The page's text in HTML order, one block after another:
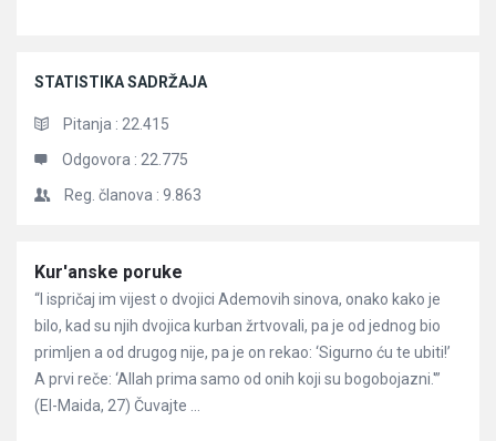
STATISTIKA SADRŽAJA
Pitanja : 22.415
Odgovora : 22.775
Reg. članova : 9.863
Članci
Kur'anske poruke
“I ispričaj im vijest o dvojici Ademovih sinova, onako kako je
bilo, kad su njih dvojica kurban žrtvovali, pa je od jednog bio
primljen a od drugog nije, pa je on rekao: ‘Sigurno ću te ubiti!’
A prvi reče: ‘Allah prima samo od onih koji su bogobojazni.'”
(El-Maida, 27) Čuvajte ...